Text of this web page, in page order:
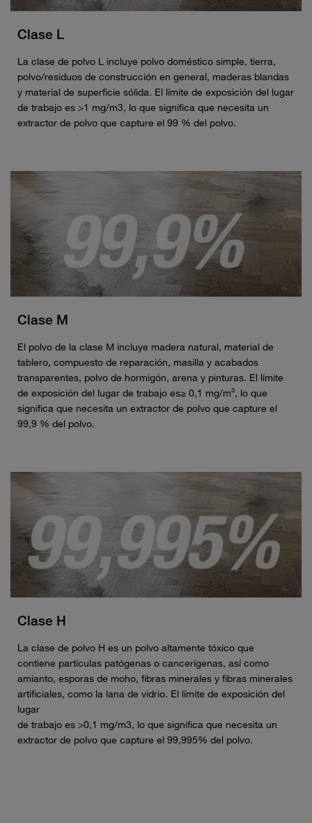
Clase L
La clase de polvo L incluye polvo doméstico simple, tierra,
polvo/residuos de construcción en general, maderas blandas
y material de superficie sólida. El límite de exposición del lugar
de trabajo es >1 mg/m3, lo que significa que necesita un
extractor de polvo que capture el 99 % del polvo.
Clase M
El polvo de la clase M incluye madera natural, material de
tablero, compuesto de reparación, masilla y acabados
transparentes, polvo de hormigón, arena y pinturas. El límite
de exposición del lugar de trabajo es≥ 0,1 mg/m³, lo que
significa que necesita un extractor de polvo que capture el
99,9 % del polvo.
Clase H
La clase de polvo H es un polvo altamente tóxico que
contiene partículas patógenas o cancerígenas, así como
amianto, esporas de moho, fibras minerales y fibras minerales
artificiales, como la lana de vidrio. El límite de exposición del
lugar
de trabajo es >0,1 mg/m3, lo que significa que necesita un
extractor de polvo que capture el 99,995% del polvo.